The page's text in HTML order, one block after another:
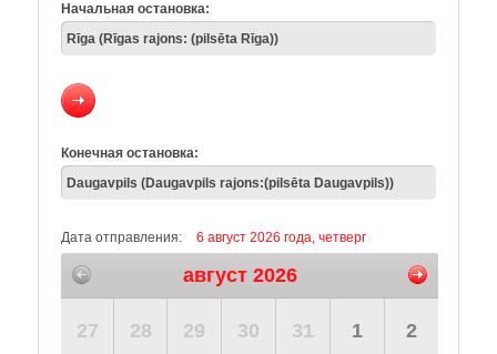
Начальная остановка:
Конечная остановка:
Дата отправления: 6 август 2026 года, четверг
август 2026
27 28 29 30 31 1 2